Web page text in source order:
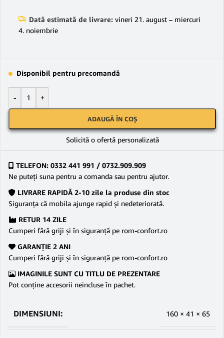
Dată estimată de livrare: vineri 21. august – miercuri
4. noiembrie
Disponibil pentru precomandă
- +
ADAUGĂ ÎN COȘ
Solicită o ofertă personalizată
TELEFON: 0332 441 991 / 0732.909.909
Ne puteţi suna pentru a comanda sau pentru ajutor.
LIVRARE RAPIDĂ 2-10 zile la produse din stoc
Siguranţa că mobila ajunge rapid şi nedeteriorată.
RETUR 14 ZILE
Cumperi fără griji şi în siguranţă pe rom-confort.ro
GARANŢIE 2 ANI
Cumperi fără griji şi în siguranţă pe rom-confort.ro
IMAGINILE SUNT CU TITLU DE PREZENTARE
Pot conține accesorii neincluse în pachet.
DIMENSIUNI: 160 × 41 × 65